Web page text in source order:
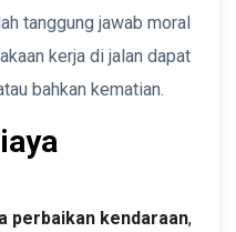
tanggung jawab moral
kerja di jalan dapat
bahkan kematian.
perbaikan kendaraan,